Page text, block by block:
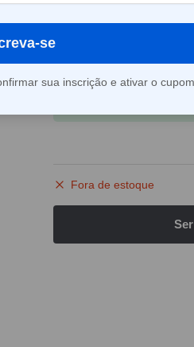
Em até 1x deR$
Fora de estoque
se
sua inscrição e ativar o